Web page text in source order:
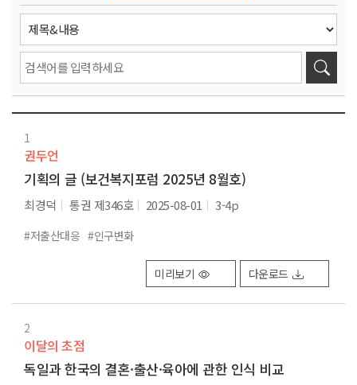
1
권두언
기획의 글 (보건복지포럼 2025년 8월호)
최경덕 통권 제346호 2025-08-01 3-4p
#저출산대응 #인구변화
미리보기 다운로드
2
이달의 초점
독일과 한국의 결혼·출산·육아에 관한 인식 비교